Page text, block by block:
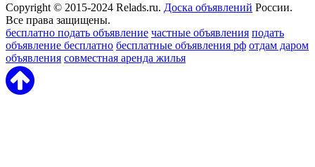
Copyright © 2015-2024 Relads.ru. Доска объявлений России.
Все права защищены.
бесплатно подать объявление частные объявления подать
объявление бесплатно бесплатные объявления рф отдам даром
объявления совместная аренда жилья